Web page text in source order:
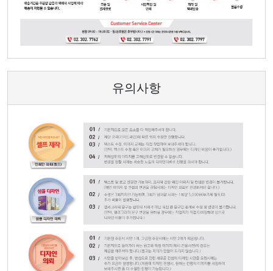
유의사항